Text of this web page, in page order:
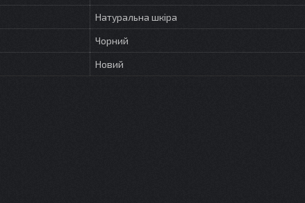
Натуральна шкіра
Чорний
Новий